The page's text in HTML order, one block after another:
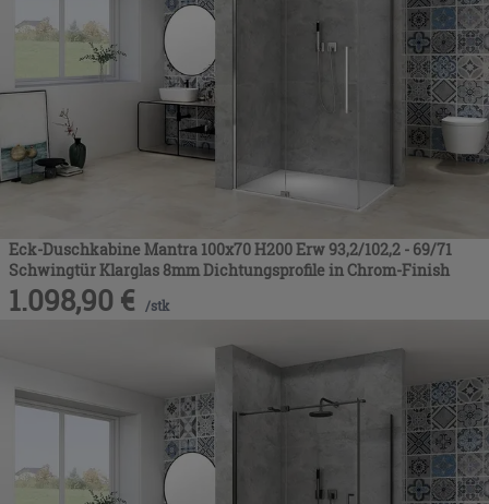
Eck-Duschkabine Mantra 100x70 H200 Erw 93,2/102,2 - 69/71
Schwingtür Klarglas 8mm Dichtungsprofile in Chrom-Finish
1.098,90 € /stk